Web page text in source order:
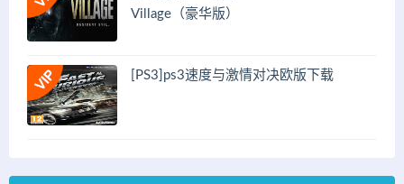
Village（豪华版）
[PS3]ps3速度与激情对决欧版下载